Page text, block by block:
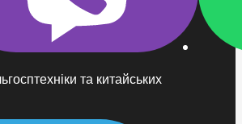
та китайських